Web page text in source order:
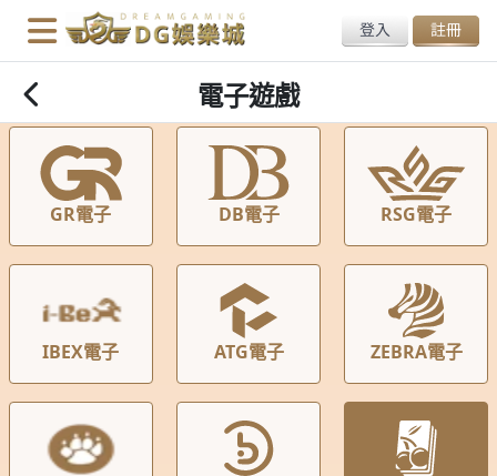
電子遊戲
GR電子 DB電子 RSG電子
IBEX電子 ATG電子 ZEBRA電子